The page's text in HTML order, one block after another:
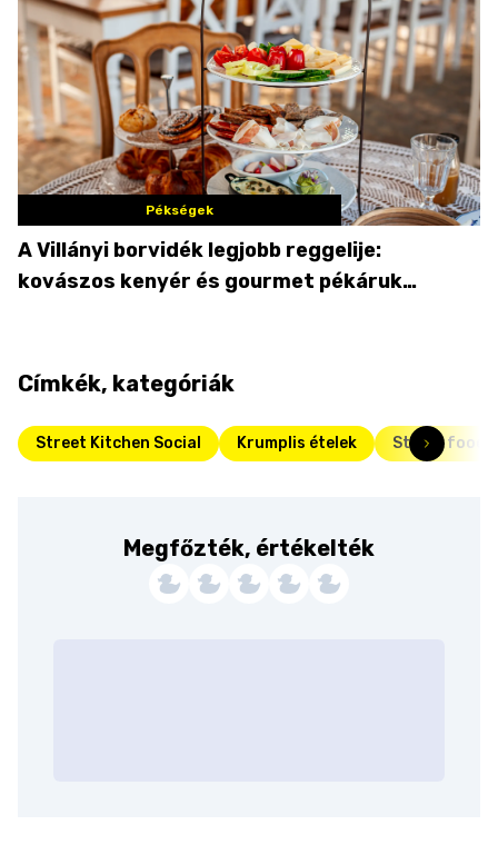
Pékségek
A Villányi borvidék legjobb reggelije:
kovászos kenyér és gourmet pékáruk
Címkék, kategóriák
Street Kitchen Social Krumplis ételek Street food
Megfőzték, értékelték